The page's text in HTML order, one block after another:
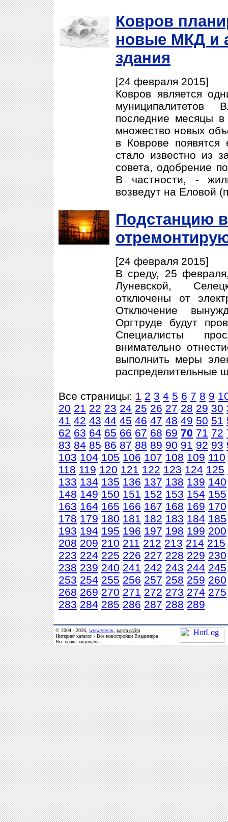
Ковров
новые МКД и
здания
[24 февраля 2015]
Ковров является
муниципалитетов
последние месяцы
множество новых
в Коврове
стало известно из
совета, одобрение
В частности, -
возведут на Еловой
Подстанцию
[24 февраля 2015]
В среду, 25
Луневской,
отключены от
Отключение
Оргтруде будут
Специалисты
внимательно
выполнить меры
распределительные
Все страницы: 1 2 3 4 5 6 7 8 9
20 21 22 23 24 25 26 27 28 29 30
41 42 43 44 45 46 47 48 49 50 51
62 63 64 65 66 67 68 69 70 71 72
83 84 85 86 87 88 89 90 91 92 93
103 104 105 106 107 108 109 110
118 119 120 121 122 123 124 125
133 134 135 136 137 138 139 140
148 149 150 151 152 153 154 155
163 164 165 166 167 168 169 170
178 179 180 181 182 183 184 185
193 194 195 196 197 198 199 200
208 209 210 211 212 213 214 215
223 224 225 226 227 228 229 230
238 239 240 241 242 243 244 245
253 254 255 256 257 258 259 260
268 269 270 271 272 273 274 275
283 284 285 286 287 288 289
© 2004 - 2026, www.vnv.ru карта сайта
Интернет каталог - Все новостройки Владимира
Все права защищены.